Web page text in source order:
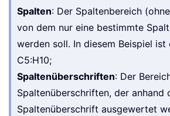
Spalten: Der Spaltenbereich
von dem nur eine bestimmte
werden soll. In diesem Beispiel ist
C5:H10;
Spaltenüberschriften: Der
Spaltenüberschriften, der anhand
Spaltenüberschrift ausgewertet